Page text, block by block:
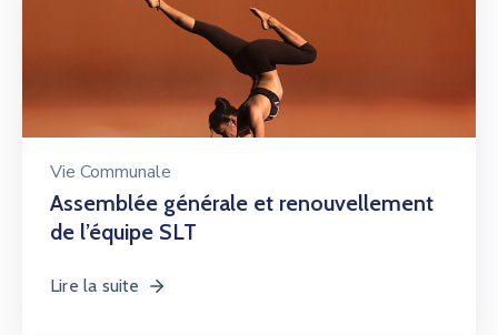
Vie Communale
Assemblée générale et renouvellement
de l’équipe SLT
Lire la suite